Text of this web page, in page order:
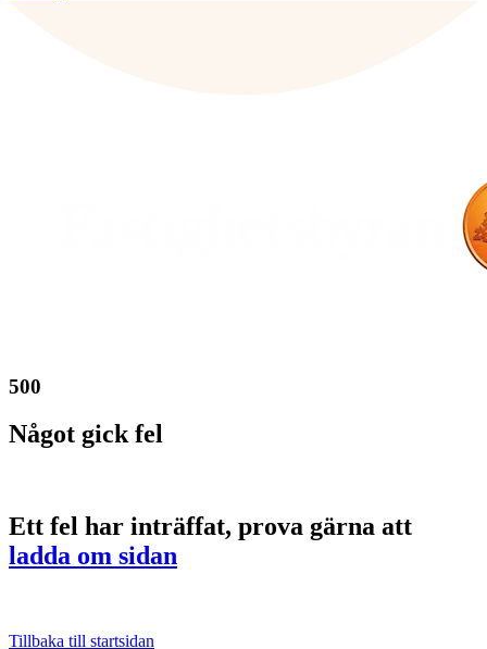
500
Något gick fel
Ett fel har inträffat, prova gärna att
ladda om sidan
Tillbaka till startsidan